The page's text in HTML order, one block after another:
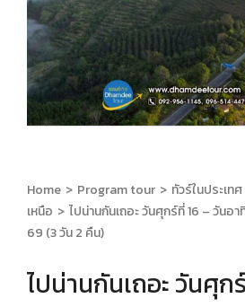
Home > Program tour > ทัวร์ในประเทศ
เหนือ > ไปน่านกันเถอะ วันศุกร์ที่ 16 – วันอ
69 (3 วัน 2 คืน)
ไปน่านกันเถอะ วันศุก